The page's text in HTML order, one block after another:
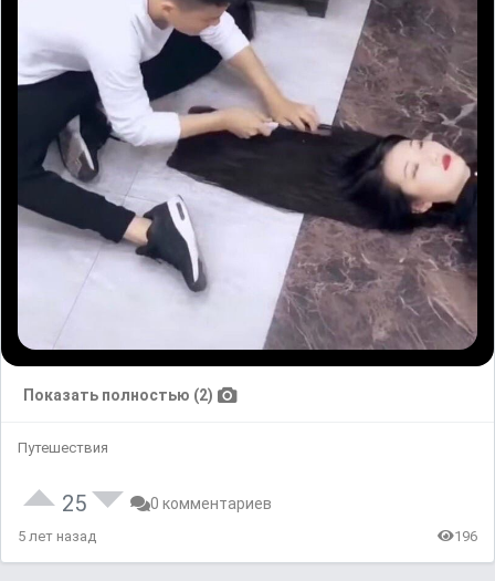
Показать полностью (2)
Путешествия
25 0 комментариев
5 лет назад 196